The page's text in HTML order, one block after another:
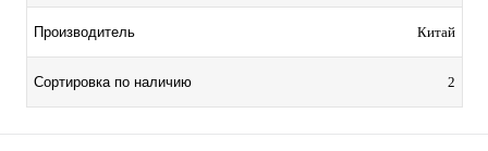
Производитель Китай
Сортировка по наличию 2